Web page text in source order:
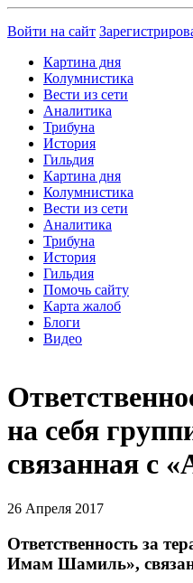
Войти на сайт
Картина дня
Колумнистика
Вести из сети
Аналитика
Трибуна
История
Гильдия
Картина дня
Колумнистика
Вести из сети
Аналитика
Трибуна
История
Гильдия
Помочь сайту
Карта жалоб
Блоги
Видео
на себя
связанная с
26 Апреля 2017
Ответственность за
Имам Шамиль»,